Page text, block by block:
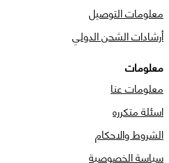
معلومات التوصيل
أرشادات الشحن الدولي
معلومات
معلومات عنا
اسئلة متكرره
الشروط والاحكام
سياسة الخصوصية